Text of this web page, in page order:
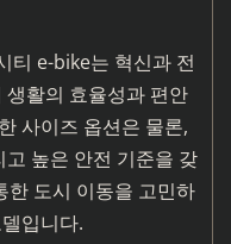
티 e-bike는 혁신과 전
활의 효율성과 편안
사이즈 옵션은 물론,
높은 안전 기준을 갖
한 도시 이동을 고민하
입니다.